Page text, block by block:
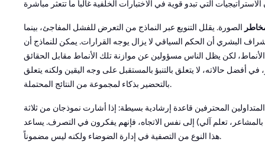
الصورة. يقلل التنويع عبر النماذج من التعرض للفشل المفاجئ، بينما
البشري أن الحكم السياقي لا يزال يوجه القرارات. يمكن للنماذج أن
لكن يظل الناس مسؤولين عن موازنة تلك الأنماط مقابل الحقائق
في أفضل حالاته، لا يتعلق بالتنبؤ بالمستقبل على وجه اليقين ولكنه يتعلق
بالتحضير بذكاء لمجموعة من النتائج المحتملة.
المحترفين قاعدة إرشادية بسيطة: إذا أشارت نموذجان من ثلاثة
تعلم آلي) إلى نفس الاتجاه، فإنهم يفكرون في التصرف. يساعد
هذا النوع من التصفية في إدارة الضوضاء ولكنه ليس مضموناً.